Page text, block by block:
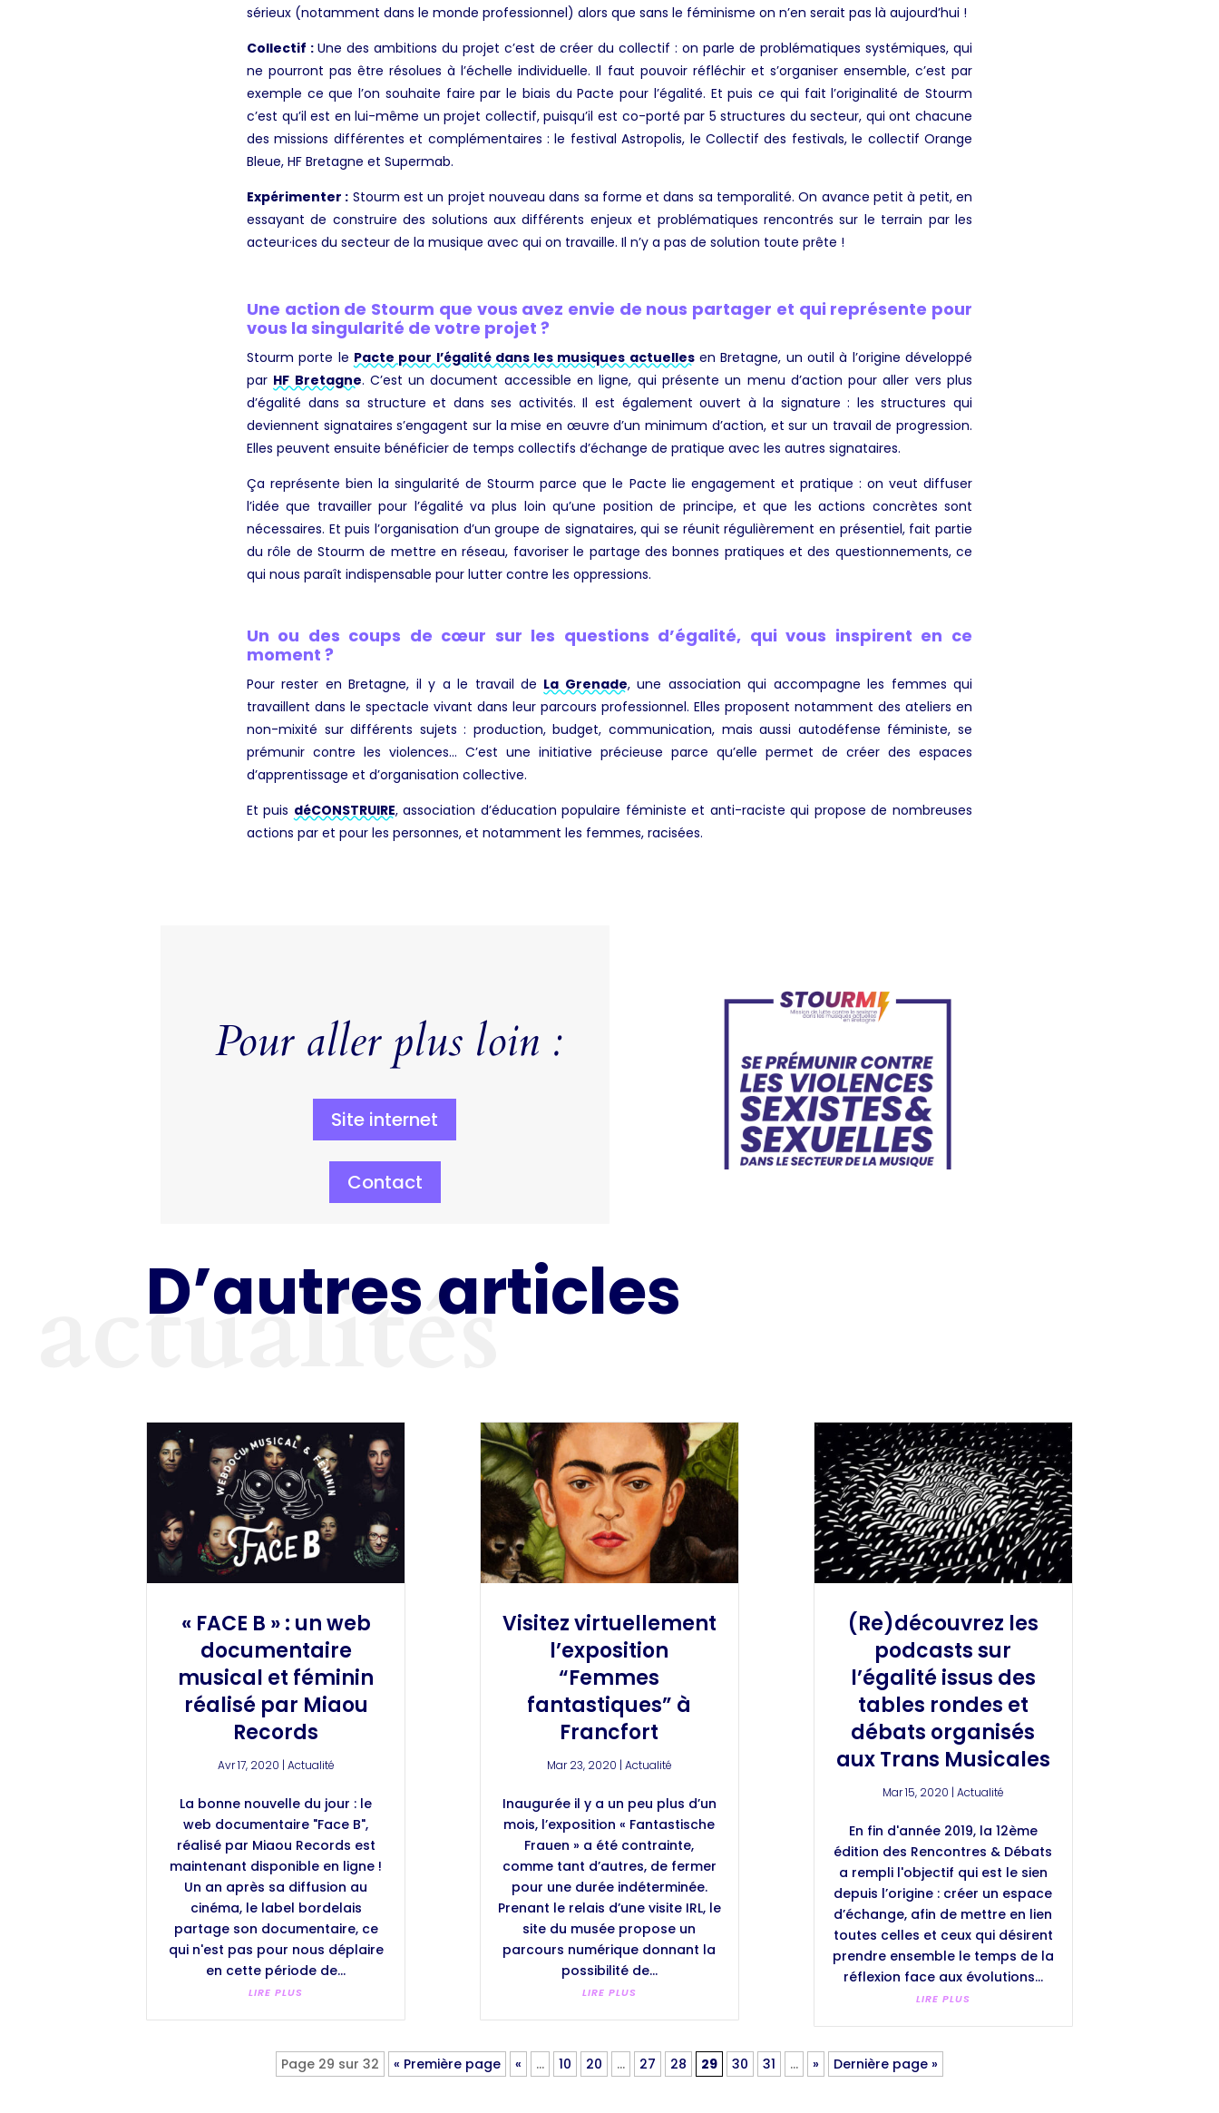
sérieux (notamment dans le monde professionnel) alors que sans le féminisme on n’en serait pas là aujourd’hui !
Collectif : Une des ambitions du projet c’est de créer du collectif : on parle de problématiques systémiques, qui
ne pourront pas être résolues à l’échelle individuelle. Il faut pouvoir réfléchir et s’organiser ensemble, c’est par
exemple ce que l’on souhaite faire par le biais du Pacte pour l’égalité. Et puis ce qui fait l’originalité de Stourm
c’est qu’il est en lui-même un projet collectif, puisqu’il est co-porté par 5 structures du secteur, qui ont chacune
des missions différentes et complémentaires : le festival Astropolis, le Collectif des festivals, le collectif Orange
Bleue, HF Bretagne et Supermab.
Expérimenter : Stourm est un projet nouveau dans sa forme et dans sa temporalité. On avance petit à petit, en
essayant de construire des solutions aux différents enjeux et problématiques rencontrés sur le terrain par les
acteur·ices du secteur de la musique avec qui on travaille. Il n’y a pas de solution toute prête !
Une action de Stourm que vous avez envie de nous partager et qui représente pour
vous la singularité de votre projet ?
Stourm porte le Pacte pour l’égalité dans les musiques actuellesen Bretagne, un outil à l’origine développé
par HF Bretagne. C’est un document accessible en ligne, qui présente un menu d’action pour aller vers plus
d’égalité dans sa structure et dans ses activités. Il est également ouvert à la signature : les structures qui
deviennent signataires s’engagent sur la mise en œuvre d’un minimum d’action, et sur un travail de progression.
Elles peuvent ensuite bénéficier de temps collectifs d’échange de pratique avec les autres signataires.
Ça représente bien la singularité de Stourm parce que le Pacte lie engagement et pratique : on veut diffuser
l’idée que travailler pour l’égalité va plus loin qu’une position de principe, et que les actions concrètes sont
nécessaires. Et puis l’organisation d’un groupe de signataires, qui se réunit régulièrement en présentiel, fait partie
du rôle de Stourm de mettre en réseau, favoriser le partage des bonnes pratiques et des questionnements, ce
qui nous paraît indispensable pour lutter contre les oppressions.
Un ou des coups de cœur sur les questions d’égalité, qui vous inspirent en ce
moment ?
Pour rester en Bretagne, il y a le travail de La Grenade, une association qui accompagne les femmes qui
travaillent dans le spectacle vivant dans leur parcours professionnel. Elles proposent notamment des ateliers en
non-mixité sur différents sujets : production, budget, communication, mais aussi autodéfense féministe, se
prémunir contre les violences… C’est une initiative précieuse parce qu’elle permet de créer des espaces
d’apprentissage et d’organisation collective.
Et puis déCONSTRUIRE, association d’éducation populaire féministe et anti-raciste qui propose de nombreuses
actions par et pour les personnes, et notamment les femmes, racisées.
Pour aller plus loin :
Site internet
Contact
D’autres articles
actualités
« FACE B » : un web
documentaire
musical et féminin
réalisé par Miaou
Records
Avr 17, 2020 | Actualité
La bonne nouvelle du jour : le
web documentaire "Face B",
réalisé par Miaou Records est
maintenant disponible en ligne !
Un an après sa diffusion au
cinéma, le label bordelais
partage son documentaire, ce
qui n'est pas pour nous déplaire
en cette période de...
LIRE PLUS
Visitez virtuellement
l’exposition
“Femmes
fantastiques” à
Francfort
Mar 23, 2020 | Actualité
Inaugurée il y a un peu plus d’un
mois, l’exposition « Fantastische
Frauen » a été contrainte,
comme tant d’autres, de fermer
pour une durée indéterminée.
Prenant le relais d’une visite IRL, le
site du musée propose un
parcours numérique donnant la
possibilité de...
LIRE PLUS
(Re)découvrez les
podcasts sur
l’égalité issus des
tables rondes et
débats organisés
aux Trans Musicales
Mar 15, 2020 | Actualité
En fin d'année 2019, la 12ème
édition des Rencontres & Débats
a rempli l'objectif qui est le sien
depuis l’origine : créer un espace
d’échange, afin de mettre en lien
toutes celles et ceux qui désirent
prendre ensemble le temps de la
réflexion face aux évolutions...
LIRE PLUS
Page 29 sur 32 « Première page « … 10 20 … 27 28 29 30 31 … » Dernière page »